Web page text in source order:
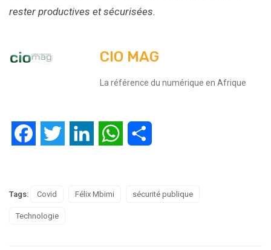
rester productives et sécurisées.
CIO MAG
La référence du numérique en Afrique
FacebookTwitter LinkedIn WhatsApp
Tags: Covid Félix Mbimi sécurité publique
Technologie